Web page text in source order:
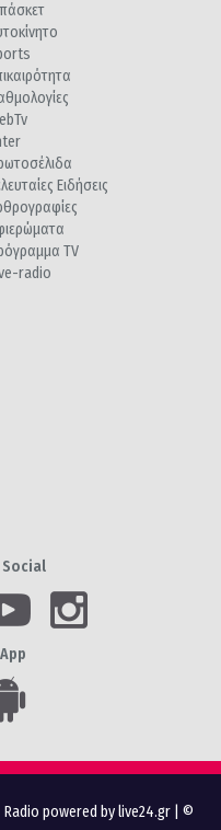
Ειδήσεις
TV
radio
Social
Radio powered by live24.gr | ©